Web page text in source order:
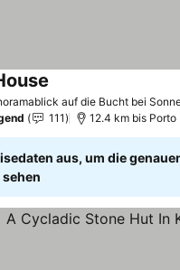
auf die Bucht bei
111 12.4 km bis Porto
aus, um die